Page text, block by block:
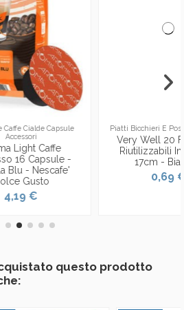
Ammorbidenti E Profumatori
Bucato
L'unico 20 Fogli Profumati
Per Asciugatrice Con
Ammorbidente - Br.
questo prodotto